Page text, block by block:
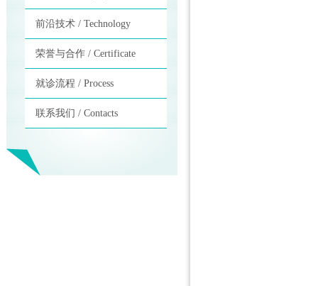
前沿技术 / Technology
荣誉与合作 / Certificate
就诊流程 / Process
联系我们 / Contacts